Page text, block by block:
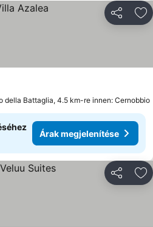
della Battaglia, 4.5 km-re innen: Cernobbio
Árak megjelenítése